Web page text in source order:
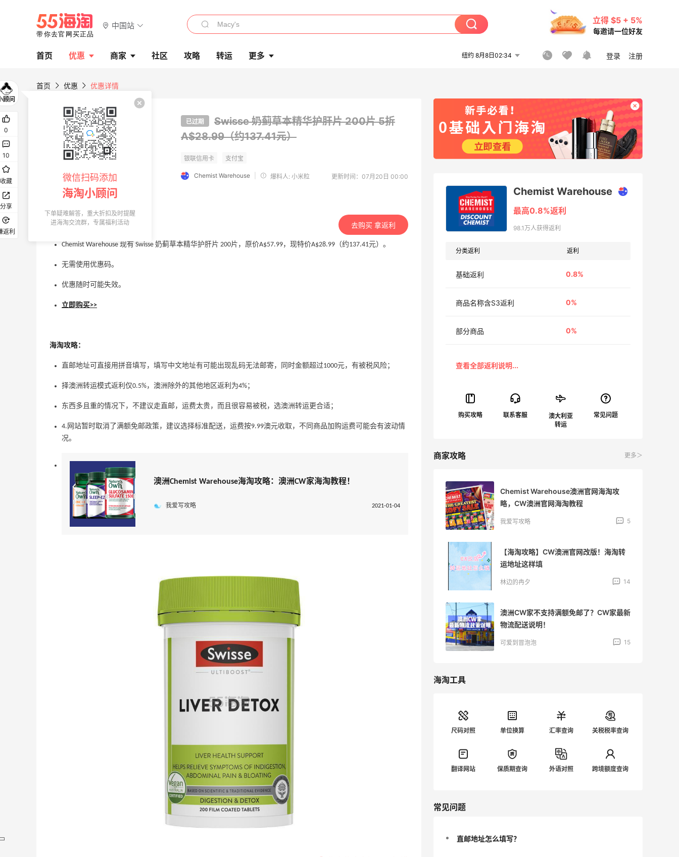
中国站
立得 $5 + 5%
每邀请一位好友
首页 优惠 商家 社区 攻略 转运 更多 纽约 8月8日02:34 登录 注册
首页 优惠 优惠详情
已过期 Swisse 奶蓟草本精华护肝片 200片5折
A$28.99（约137.41元）
Chemist Warehouse 爆料人: 小米粒 更新时间：07月20日 00:00
去购买 拿返利
Chemist Warehouse 现有 Swisse 奶蓟草本精华护肝片 200片，原价A$57.99，现特价A$28.99（约137.41元）。
无需使用优惠码。
优惠随时可能失效。
立即购买>>
海淘攻略：
直邮地址可直接用拼音填写，填写中文地址有可能出现乱码无法邮寄，同时金额超过1000元，有被税风险；
择澳洲转运模式返利仅0.5%，澳洲除外的其他地区返利为4%；
东西多且重的情况下，不建议走直邮，运费太贵，而且很容易被税，选澳洲转运更合适；
4.网站暂时取消了满额免邮政策，建议选择标准配送，运费按9.99澳元收取，不同商品加购运费可能会有波动情
况。
澳洲Chemist Warehouse海淘攻略：澳洲CW家海淘教程！
我爱写攻略 2021-01-04
Chemist Warehouse
最高0.8%返利
98.1万人获得返利
分类返利 返利
基础返利 0.8%
商品名称含S3返利 0%
部分商品 0%
澳大利亚
转运
商家攻略 更多＞
略，CW澳洲官网海淘教程
林边的冉夕
澳洲CW家不支持满额免邮了？CW家最新
物流配送说明！
Chemist Warehouse澳洲官网海淘攻
略，CW澳洲官网海淘教程
我爱写攻略 5
【海淘攻略】CW澳洲官网改版！海淘转
运地址这样填
林边的冉夕 14
澳洲CW家不支持满额免邮了？CW家最新
物流配送说明！
可爱到冒泡泡 15
海淘工具
尺码对照 单位换算 汇率查询 关税税率查询
翻译网站 保质期查询 外语对照 跨境额度查询
常见问题
直邮地址怎么填写？
0
10
收藏
分享
返利
微信扫码添加
海淘小顾问
下单疑难解答，重大折扣及时提醒
进海淘交流群，专属福利活动